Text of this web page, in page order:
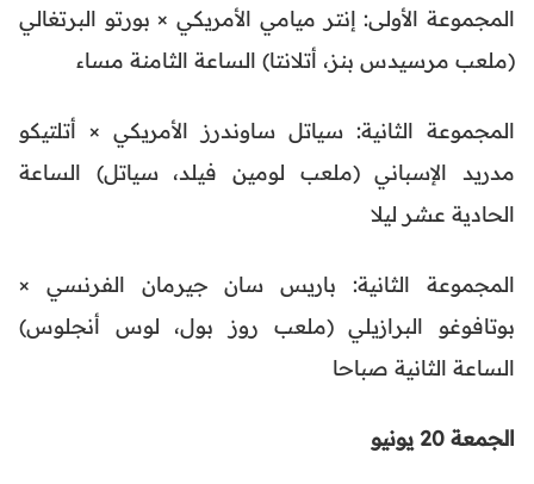
المجموعة الأولى: إنتر ميامي الأمريكي × بورتو البرتغالي
(ملعب مرسيدس بنز، أتلانتا) الساعة الثامنة مساء
المجموعة الثانية: سياتل ساوندرز الأمريكي × أتلتيكو
مدريد الإسباني (ملعب لومين فيلد، سياتل) الساعة
الحادية عشر ليلا
المجموعة الثانية: باريس سان جيرمان الفرنسي ×
بوتافوغو البرازيلي (ملعب روز بول، لوس أنجلوس)
الساعة الثانية صباحا
الجمعة 20 يونيو